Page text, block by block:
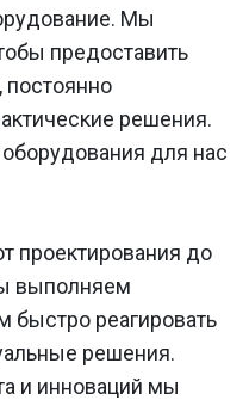
Мы
предоставить
решения.
для нас
проектирования до
выполняем
реагировать
решения.
и инноваций мы